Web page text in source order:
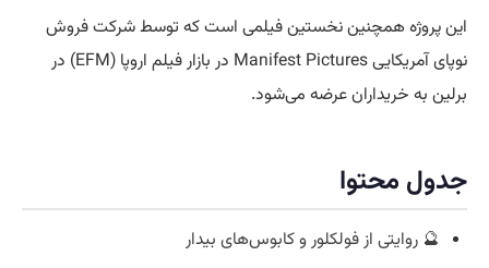
این پروژه همچنین نخستین فیلمی است که توسط شرکت فروش
نوپای آمریکایی Manifest Pictures در بازار فیلم اروپا (EFM) در
برلین به خریداران عرضه می‌شود.
جدول محتوا
🔮 روایتی از فولکلور و کابوس‌های بیدار